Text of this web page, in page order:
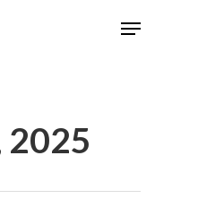
2025